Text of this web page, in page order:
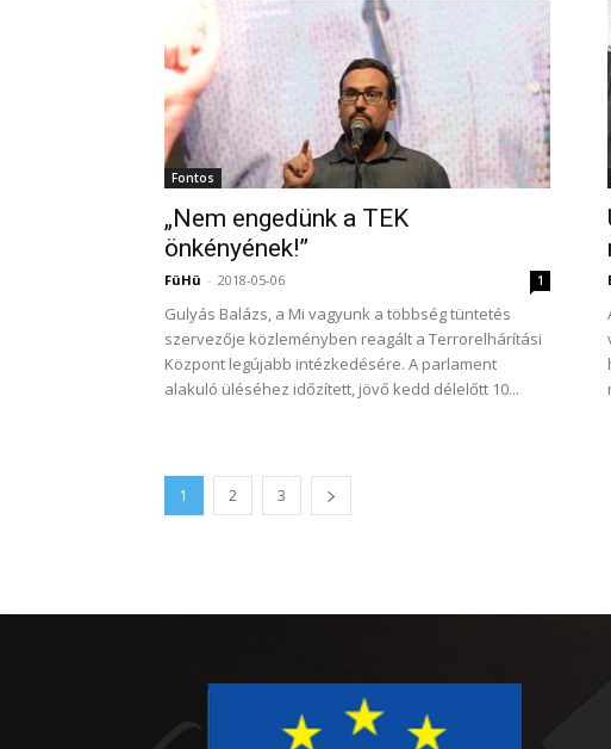
Fontos
„Nem engedünk a TEK
önkényének!”
FüHü - 2018-05-06 1
Gulyás Balázs, a Mi vagyunk a többség tüntetés
szervezője közleményben reagált a Terrorelhárítási
Központ legújabb intézkedésére. A parlament
alakuló üléséhez időzített, jövő kedd délelőtt 10...
1 2 3